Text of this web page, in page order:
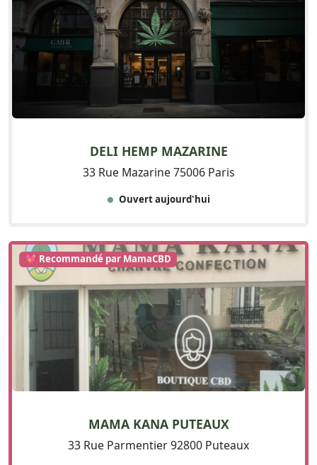
DELI HEMP MAZARINE
33 Rue Mazarine 75006 Paris
Ouvert aujourd'hui
💖 Recommandé par MamaCBD
MAMA KANA PUTEAUX
33 Rue Parmentier 92800 Puteaux